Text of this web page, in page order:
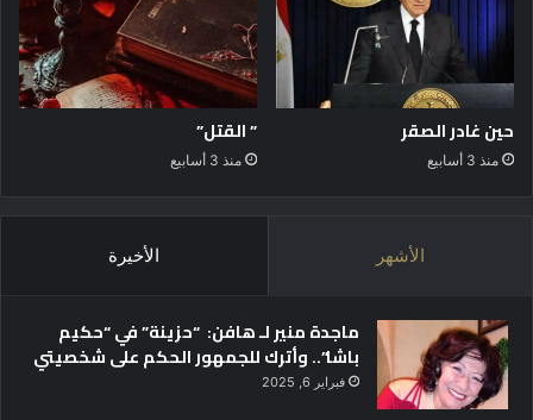
حين غادر الصقر
منذ 3 أسابيع
” القتل”
منذ 3 أسابيع
الأشهر الأخيرة
ماجدة منير لـ هافن: “حزينة” في “حكيم
باشا”.. وأترك للجمهور الحكم على شخصيتي
فبراير 6, 2025